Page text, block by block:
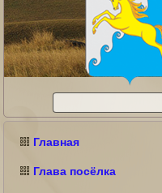
Главная
Глава посёлка